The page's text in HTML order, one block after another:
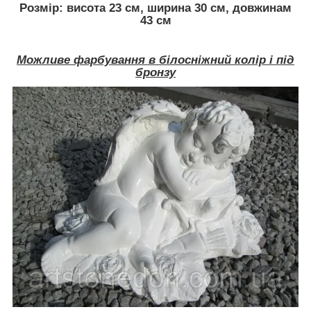
Розмір: висота 23 см, ширина 30 см, довжинам
43 см
Можливе фарбування в білосніжний колір і під
бронзу